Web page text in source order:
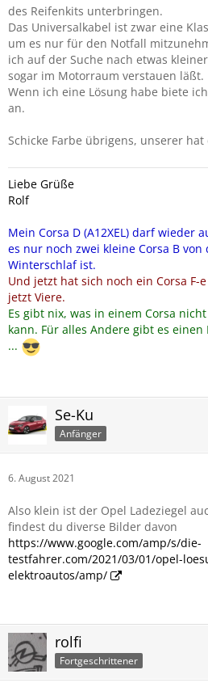
des Reifenkits unterbringen.
Das Universalkabel ist zwar eine
um es nur für den Notfall
ich auf der Suche nach etwas
sogar im Motorraum verstauen läßt.
Wenn ich eine Lösung habe biete
an.
Schicke Farbe übrigens, unserer hat
Liebe Grüße
Rolf
Mein Corsa D (A12XEL) darf wieder
es nur noch zwei kleine Corsa B
Winterschlaf ist.
Und jetzt hat sich noch ein Corsa F-
jetzt Viere.
Es gibt nix, was in einem Corsa
kann. Für alles Andere gibt es einen
...
Se-Ku
Anfänger
6. August 2021
Also klein ist der Opel Ladeziegel
findest du diverse Bilder davon
https://www.google.com/amp/s/die-
testfahrer.com/2021/03/01/opel-
elektroautos/amp/
rolfi
Fortgeschrittener